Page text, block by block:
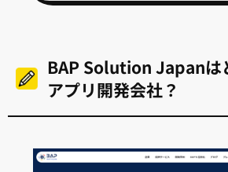
BAP Solution Japanは
アプリ開発会社？